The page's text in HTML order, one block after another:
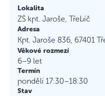
Lokalita
ZŠ kpt. Jaroše, Třebíč
Adresa
Kpt. Jaroše 836, 67401
Věkové rozmezí
6–9 let
Termín
pondělí 17:30–18:30
Stav